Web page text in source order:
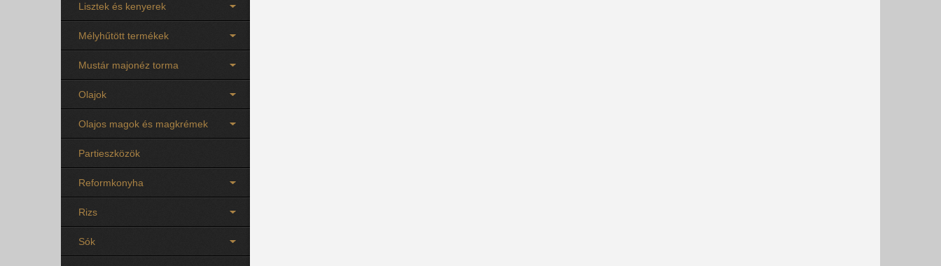
Lisztek és kenyerek
Mélyhűtött termékek
Mustár majonéz torma
Olajok
Olajos magok és magkrémek
Partieszközök
Reformkonyha
Rizs
Sók